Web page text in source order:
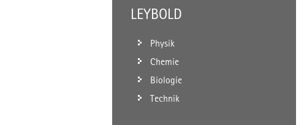
LEYBOLD
Physik
Chemie
Biologie
Technik